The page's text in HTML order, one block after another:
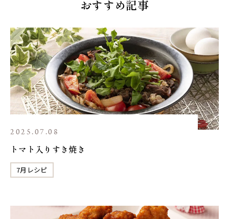
おすすめ記事
2025.07.08
トマト入りすき焼き
7月レシピ